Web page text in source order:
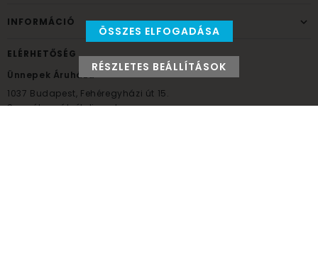
INFORMÁCIÓ
ELÉRHETŐSÉG
Ünnepek Áruháza
1037 Budapest, Fehéregyházi út 15.
Személyes átvételi pont
ÖSSZES ELFOGADÁSA
RÉSZLETES BEÁLLÍTÁSOK